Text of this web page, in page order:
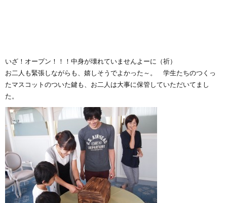
いざ！オープン！！！中身が壊れていませんよーに（祈）
お二人も緊張しながらも、嬉しそうでよかった～。 学生たちのつくっ
たマスコットのついた鍵も、お二人は大事に保管していただいてまし
た。